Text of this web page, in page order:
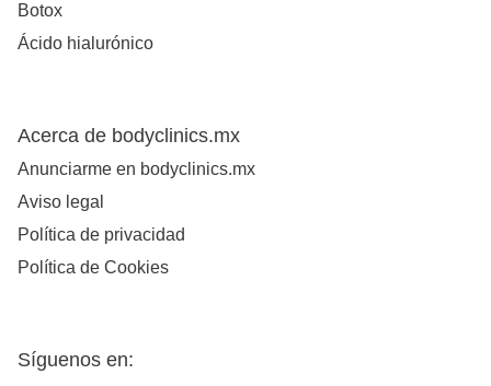
Botox
Ácido hialurónico
Acerca de bodyclinics.mx
Anunciarme en bodyclinics.mx
Aviso legal
Política de privacidad
Política de Cookies
Síguenos en: